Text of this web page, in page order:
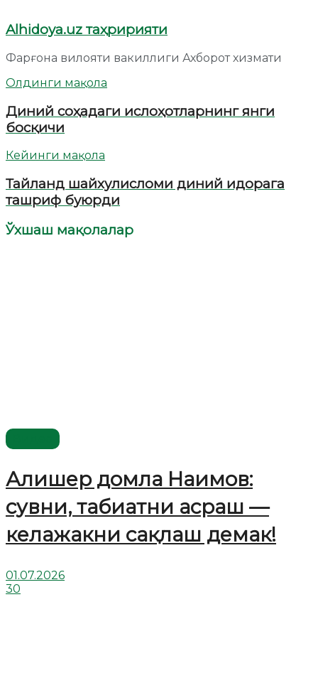
Alhidoya.uz таҳририяти
Фарғона вилояти вакиллиги Ахборот хизмати
Олдинги мақола
Диний соҳадаги ислоҳотларнинг янги
босқичи
Кейинги мақола
Тайланд шайхулисломи диний идорага
ташриф буюрди
Ўхшаш мақолалар
Алишер домла Наимов:
сувни, табиатни асраш —
келажакни сақлаш демак!
01.07.2026
30